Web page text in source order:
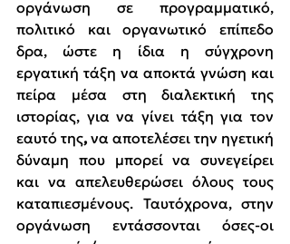
οργάνωση σε προγραμματικό,
πολιτικό και οργανωτικό επίπεδο
δρα, ώστε η ίδια η σύγχρονη
εργατική τάξη να αποκτά γνώση και
πείρα μέσα στη διαλεκτική της
ιστορίας, για να γίνει τάξη για τον
εαυτό της, να αποτελέσει την ηγετική
δύναμη που μπορεί να συνεγείρει
και να απελευθερώσει όλους τους
καταπιεσμένους. Ταυτόχρονα, στην
οργάνωση εντάσσονται όσες-οι